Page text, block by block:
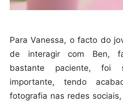
Para Vanessa, o facto do
de interagir com Ben,
bastante paciente, foi
importante, tendo
fotografia nas redes